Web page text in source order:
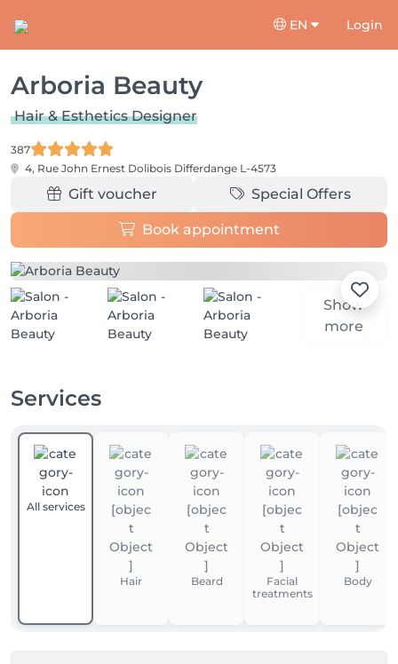
EN Login
Arboria Beauty
Hair & Esthetics Designer
387
4, Rue John Ernest Dolibois Differdange L-4573
Gift voucher Special Offers
Book appointment
Show
more
Services
All services
Hair Beard
Facial
treatments
Body